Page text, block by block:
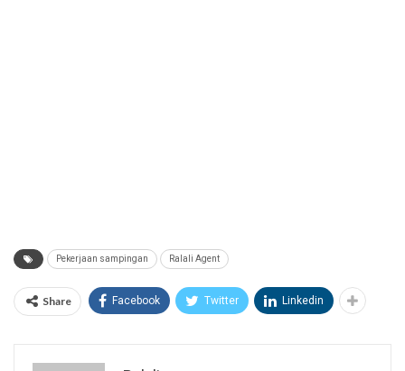
Pekerjaan sampingan Ralali Agent
Share Facebook Twitter Linkedin